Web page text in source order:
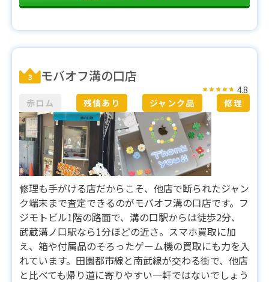
3 モバオフ溝の口店
赤ロム 残債あり ジャンク品 修理
4.8
修理も手がける店だからこそ、他店で断られたジャン
ク端末まで査定できるのがモバオフ溝の口店です。フ
ジモトビル1階の路面で、溝の口駅からは徒歩2分、
武蔵溝ノ口駅なら1分ほどの近さ。スマホ買取に加
え、箱や付属品のそろったゲーム機の買取にも力を入
れています。田園都市線と南武線が交わる街で、他店
と比べても帰り道に寄りやすい一軒ではないでしょう